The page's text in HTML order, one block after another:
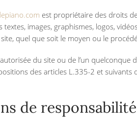
est propriétaire des droits
textes, images, graphismes, logos,
quel que soit le moyen ou le
du site ou de l’un quelconque
des articles L.335-2 et suivants
de